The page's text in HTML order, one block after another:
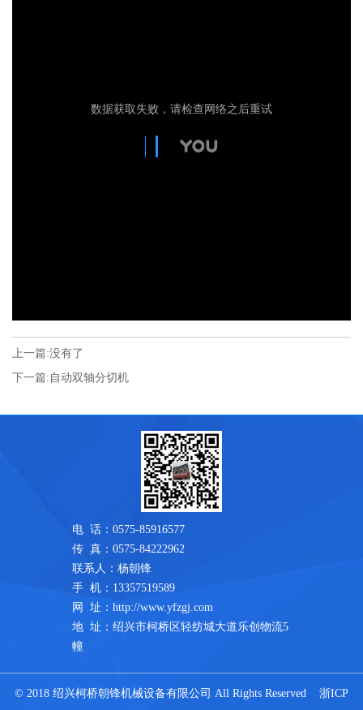
上一篇:没有了
下一篇: 自动双轴分切机
电 话：0575-85916577
传 真：0575-84222962
联系人：杨朝锋
手 机： 13357519589
网 址：http://www.yfzgj.com
地 址：绍兴市柯桥区轻纺城大道乐创物流5
幢
© 2018 绍兴柯桥朝锋机械设备有限公司 All Rights Reserved 浙ICP